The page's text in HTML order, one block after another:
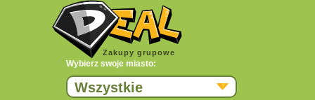
Zakupy grupowe
Wybierz swoje miasto:
Wszystkie